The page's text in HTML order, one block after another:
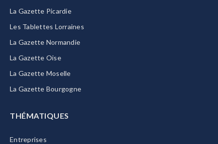
La Gazette Picardie
Les Tablettes Lorraines
La Gazette Normandie
La Gazette Oise
La Gazette Moselle
La Gazette Bourgogne
THÉMATIQUES
Entreprises